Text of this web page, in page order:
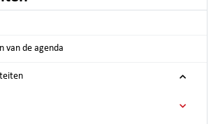
van de agenda